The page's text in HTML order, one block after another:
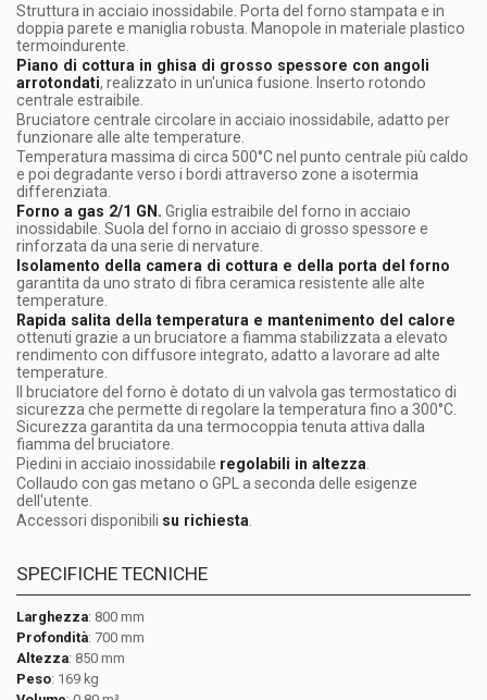
Struttura in acciaio inossidabile. Porta del forno stampata e in
doppia parete e maniglia robusta. Manopole in materiale plastico
termoindurente.
Piano di cottura in ghisa di grosso spessore con angoli
arrotondati, realizzato in un'unica fusione. Inserto rotondo
centrale estraibile.
Bruciatore centrale circolare in acciaio inossidabile, adatto per
funzionare alle alte temperature.
Temperatura massima di circa 500°C nel punto centrale più caldo
e poi degradante verso i bordi attraverso zone a isotermia
differenziata.
Forno a gas 2/1 GN. Griglia estraibile del forno in acciaio
inossidabile. Suola del forno in acciaio di grosso spessore e
rinforzata da una serie di nervature.
Isolamento della camera di cottura e della porta del forno
garantita da uno strato di fibra ceramica resistente alle alte
temperature.
Rapida salita della temperatura e mantenimento del calore
ottenuti grazie a un bruciatore a fiamma stabilizzata a elevato
rendimento con diffusore integrato, adatto a lavorare ad alte
temperature.
Il bruciatore del forno è dotato di un valvola gas termostatico di
sicurezza che permette di regolare la temperatura fino a 300°C.
Sicurezza garantita da una termocoppia tenuta attiva dalla
fiamma del bruciatore.
Piedini in acciaio inossidabile regolabili in altezza
Collaudo con gas metano o GPL a seconda delle esigenze
dell'utente.
Accessori disponibili su richiesta
SPECIFICHE TECNICHE
Larghezza: 800 mm
Profondità: 700 mm
Altezza: 850 mm
Peso: 169 kg